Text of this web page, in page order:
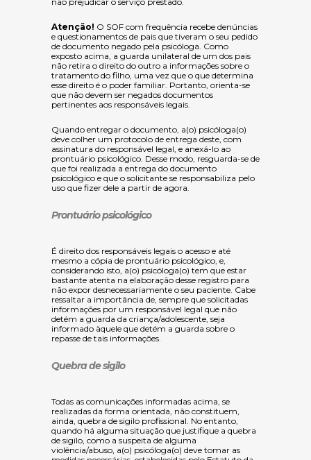
Atenção! O SOF com frequência recebe denúncias
e questionamentos de pais que tiveram o seu pedido
de documento negado pela psicóloga. Como
exposto acima, a guarda unilateral de um dos pais
não retira o direito do outro a informações sobre o
tratamento do filho, uma vez que o que determina
esse direito é o poder familiar. Portanto, orienta-se
que não devem ser negados documentos
pertinentes aos responsáveis legais.
Quando entregar o documento, a(o) psicóloga(o)
deve colher um protocolo de entrega deste, com
assinatura do responsável legal, e anexá-lo ao
prontuário psicológico. Desse modo, resguarda-se de
que foi realizada a entrega do documento
psicológico e que o solicitante se responsabiliza pelo
uso que fizer dele a partir de agora.
Prontuário psicológico
É direito dos responsáveis legais o acesso e até
mesmo a cópia de prontuário psicológico, e,
considerando isto, a(o) psicóloga(o) tem que estar
bastante atenta na elaboração desse registro para
não expor desnecessariamente o seu paciente. Cabe
ressaltar a importância de, sempre que solicitadas
informações por um responsável legal que não
detém a guarda da criança/adolescente, seja
informado àquele que detém a guarda sobre o
repasse de tais informações.
Quebra de sigilo
Todas as comunicações informadas acima, se
realizadas da forma orientada, não constituem,
ainda, quebra de sigilo profissional. No entanto,
quando há alguma situação que justifique a quebra
de sigilo, como a suspeita de alguma
violência/abuso, a(o) psicóloga(o) deve tomar as